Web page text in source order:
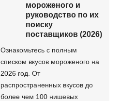
мороженого и
руководство по их
поиску
поставщиков (2026)
Ознакомьтесь с полным
списком вкусов мороженого на
2026 год. От
распространенных вкусов до
более чем 100 нишевых